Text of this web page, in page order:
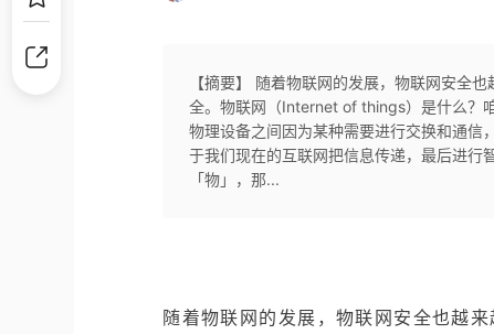
【摘要】 随着物联网的发展，物联网安全
全。物联网（Internet of things）是什么？
物理设备之间因为某种需要进行交换和通信
于我们现在的互联网把信息传递，最后进行
「物」，那...
随着物联网的发展，物联网安全也越来